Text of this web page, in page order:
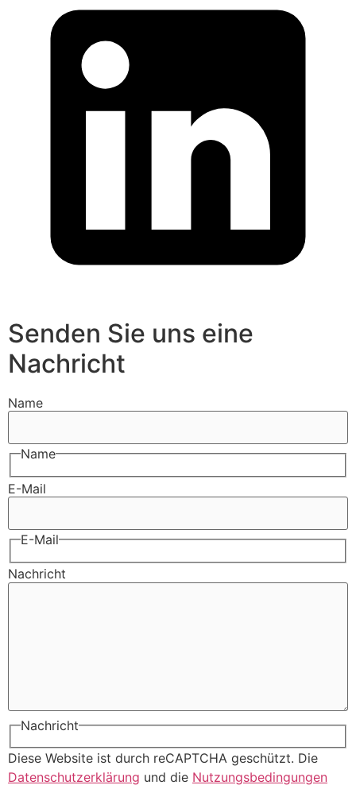
Senden Sie uns eine
Nachricht
Name
Name
E-Mail
E-Mail
Nachricht
Nachricht
Diese Website ist durch reCAPTCHA geschützt. Die
Datenschutzerklärung und die Nutzungsbedingungen